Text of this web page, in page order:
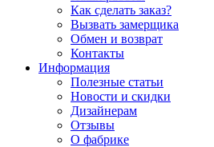
Как сделать заказ?
Вызвать замерщика
Обмен и возврат
Контакты
Информация
Полезные статьи
Новости и скидки
Дизайнерам
Отзывы
О фабрике